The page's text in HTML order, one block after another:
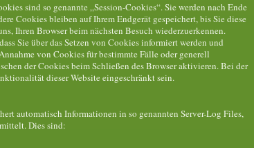
sind so genannte „Session-Cookies“. Sie werden nach Ende
Cookies bleiben auf Ihrem Endgerät gespeichert, bis Sie diese
Ihren Browser beim nächsten Besuch wiederzuerkennen.
Sie über das Setzen von Cookies informiert werden und
von Cookies für bestimmte Fälle oder generell
der Cookies beim Schließen des Browser aktivieren. Bei der
dieser Website eingeschränkt sein.
automatisch Informationen in so genannten Server-Log Files,
Dies sind: